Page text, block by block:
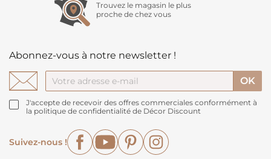
Trouvez le magasin le plus
proche de chez vous
Abonnez-vous à notre newsletter !
J'accepte de recevoir des offres commerciales conformément à
la politique de confidentialité de Décor Discount
Suivez-nous !
FacebookYouTubePinterest